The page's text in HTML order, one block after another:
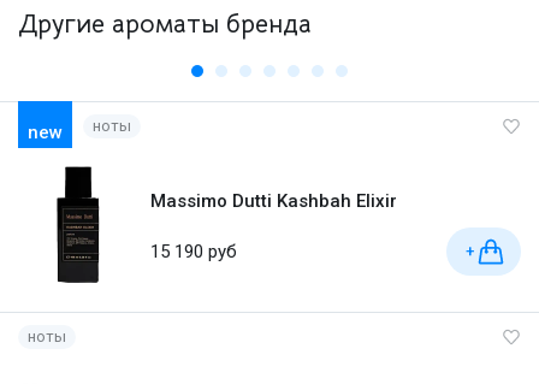
Другие ароматы бренда
new ноты
Massimo Dutti Kashbah Elixir
15 190 руб +
ноты